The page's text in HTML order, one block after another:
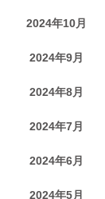
2024年10月
2024年9月
2024年8月
2024年7月
2024年6月
2024年5月